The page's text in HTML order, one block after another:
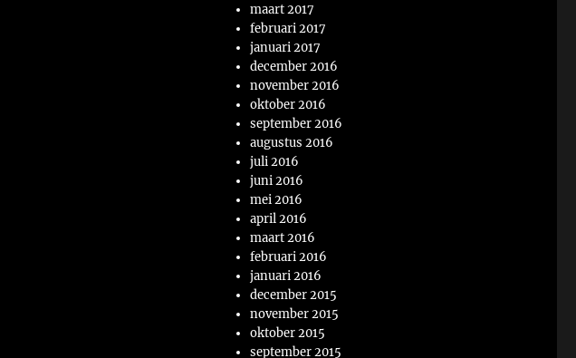
maart 2017
februari 2017
januari 2017
december 2016
november 2016
oktober 2016
september 2016
augustus 2016
juli 2016
juni 2016
mei 2016
april 2016
maart 2016
februari 2016
januari 2016
december 2015
november 2015
oktober 2015
september 2015